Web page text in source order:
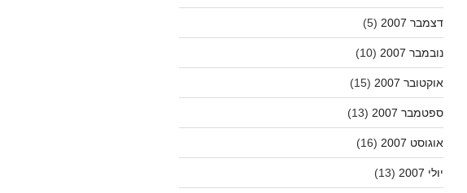
דצמבר 2007 (5)
נובמבר 2007 (10)
אוקטובר 2007 (15)
ספטמבר 2007 (13)
אוגוסט 2007 (16)
יולי 2007 (13)